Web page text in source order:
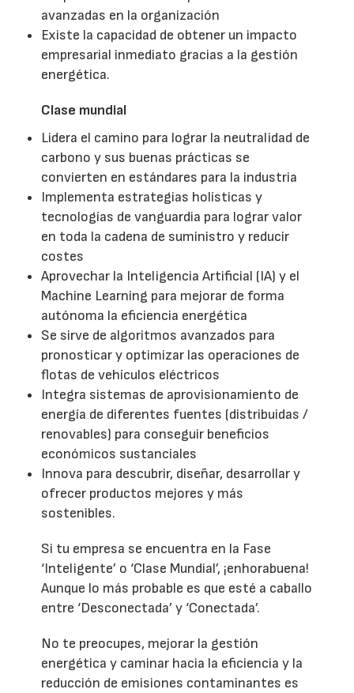
avanzadas en la organización
Existe la capacidad de obtener un impacto
empresarial inmediato gracias a la gestión
energética.
Clase mundial
Lidera el camino para lograr la neutralidad de
carbono y sus buenas prácticas se
convierten en estándares para la industria
Implementa estrategias holísticas y
tecnologías de vanguardia para lograr valor
en toda la cadena de suministro y reducir
costes
Aprovechar la Inteligencia Artificial (IA) y el
Machine Learning para mejorar de forma
autónoma la eficiencia energética
Se sirve de algoritmos avanzados para
pronosticar y optimizar las operaciones de
flotas de vehículos eléctricos
Integra sistemas de aprovisionamiento de
energía de diferentes fuentes (distribuidas /
renovables) para conseguir beneficios
económicos sustanciales
Innova para descubrir, diseñar, desarrollar y
ofrecer productos mejores y más
sostenibles.
Si tu empresa se encuentra en la Fase
‘Inteligente’ o ‘Clase Mundial’, ¡enhorabuena!
Aunque lo más probable es que esté a caballo
entre ‘Desconectada’ y ‘Conectada’.
No te preocupes, mejorar la gestión
energética y caminar hacia la eficiencia y la
reducción de emisiones contaminantes es